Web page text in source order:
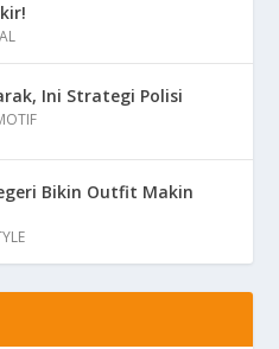
Ini Strategi Polisi
Bikin Outfit Makin